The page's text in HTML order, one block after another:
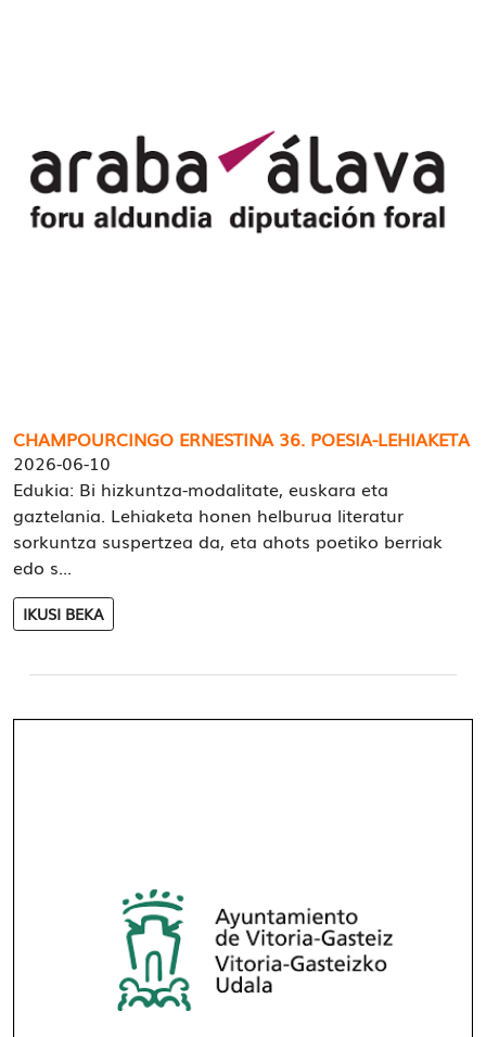
CHAMPOURCINGO ERNESTINA 36. POESIA-LEHIAKETA
2026-06-10
Edukia: Bi hizkuntza-modalitate, euskara eta
gaztelania. Lehiaketa honen helburua literatur
sorkuntza suspertzea da, eta ahots poetiko berriak
edo s...
IKUSI BEKA